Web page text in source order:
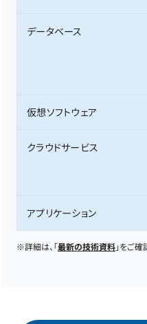
データベース
仮想ソフトウェア
クラウドサービス
アプリケーション
※詳細は、「最新の技術資料」をご確